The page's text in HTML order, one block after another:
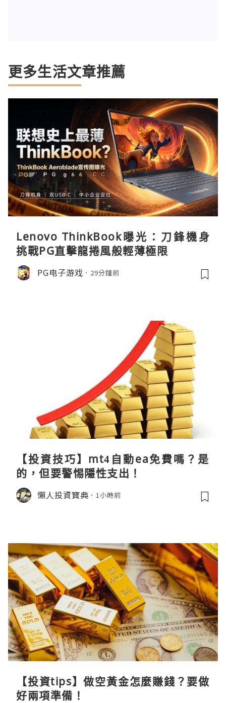
更多生活文章推薦
Lenovo ThinkBook曝光：刀鋒機身
挑戰PG直擊龍捲風般輕薄極限
PG电子游戏 29分鐘前
【投資技巧】mt4自動ea免費嗎？是
的，但要警惕隱性支出！
懶人投資寶典 1小時前
【投資tips】做空黃金怎麼賺錢？要做
好兩項準備！